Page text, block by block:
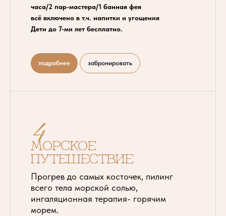
часа/2 пар-мастера/1 банная фея
всё включено в т.ч. напитки и угощения
Дети до 7-ми лет бесплатно.
подробнее забронировать
4
Морское
путешествие
Прогрев до самых косточек, пилинг
всего тела морской солью,
ингаляционная терапия- горячим
морем.